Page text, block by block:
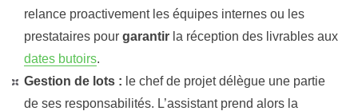
relance proactivement les équipes internes ou les
prestataires pour garantir la réception des livrables aux
dates butoirs.
Gestion de lots : le chef de projet délègue une partie
de ses responsabilités. L’assistant prend alors la